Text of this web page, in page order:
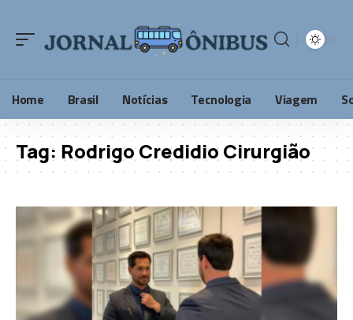
Home Brasil Notícias Tecnologia Viagem
Tag: Rodrigo Credidio Cirurgião